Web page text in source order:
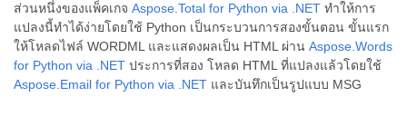
ส่วนหนึ่งของแพ็คเกจ Aspose.Total for Python via .NET ทำให้การ
แปลงนี้ทำได้ง่ายโดยใช้ Python เป็นกระบวนการสองขั้นตอน ขั้นแรก
ให้โหลดไฟล์ WORDML และแสดงผลเป็น HTML ผ่าน Aspose.Words
for Python via .NET ประการที่สอง โหลด HTML ที่แปลงแล้วโดยใช้
Aspose.Email for Python via .NET และบันทึกเป็นรูปแบบ MSG